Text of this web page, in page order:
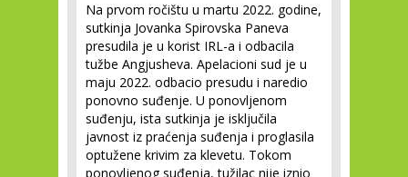
Na prvom ročištu u martu 2022. godine,
sutkinja Jovanka Spirovska Paneva
presudila je u korist IRL-a i odbacila
tužbe Angjusheva. Apelacioni sud je u
maju 2022. odbacio presudu i naredio
ponovno suđenje. U ponovljenom
suđenju, ista sutkinja je isključila
javnost iz praćenja suđenja i proglasila
optužene krivim za klevetu. Tokom
ponovljenog suđenja, tužilac nije iznio